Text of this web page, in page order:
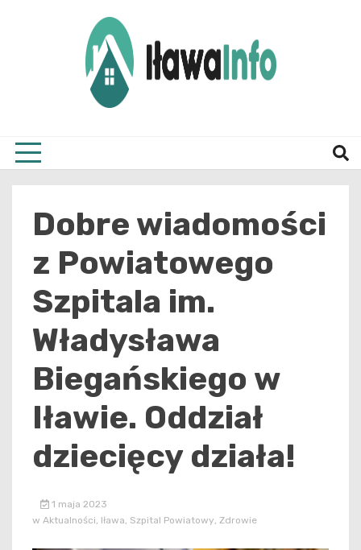
Dobre wiadomości
z Powiatowego
Szpitala im.
Władysława
Biegańskiego w
Iławie. Oddział
dziecięcy działa!
1 maja 2023
w Aktualności, Iława, Szpital Powiatowy, Zdrowie